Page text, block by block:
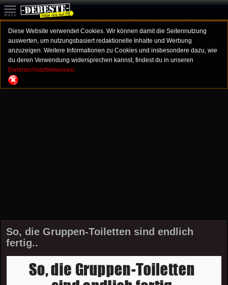
Diese Website verwendet Cookies. Wir können damit die Seitennutzung
auswerten, um nutzungsbasiert redaktionelle Inhalte und Werbung
anzuzeigen. Weitere Informationen zu Cookies und insbesondere dazu, wie
du deren Verwendung widersprechen kannst, findest du in unseren
Datenschutzhinweisen.
So, die Gruppen-Toiletten sind endlich
fertig..